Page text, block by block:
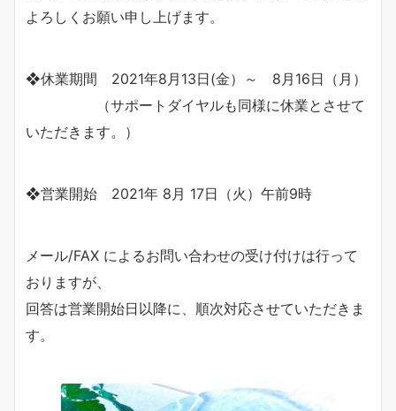
よろしくお願い申し上げます。
❖休業期間 2021年8月13日(金）～ 8月16日（月）
（サポートダイヤルも同様に休業とさせて
いただきます。）
❖営業開始 2021年 8月 17日（火）午前9時
メール/FAX によるお問い合わせの受け付けは行って
おりますが、
回答は営業開始日以降に、順次対応させていただきま
す。